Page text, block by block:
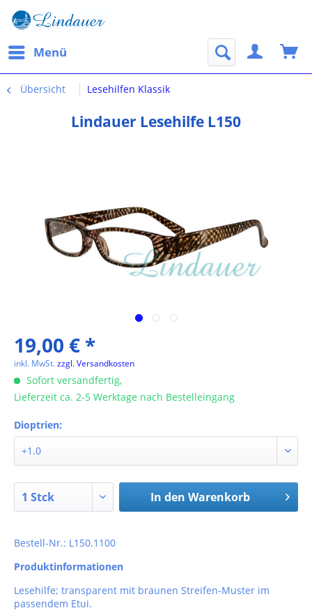
Menü
Übersicht Lesehilfen Klassik
Lindauer Lesehilfe L150
19,00 € *
inkl. MwSt.zzgl. Versandkosten
Sofort versandfertig,
Lieferzeit ca. 2-5 Werktage nach Bestelleingang
Dioptrien:
In den Warenkorb
Bestell-Nr.: L150.1100
Produktinformationen
Lesehilfe; transparent mit braunen Streifen-Muster im
passendem Etui.